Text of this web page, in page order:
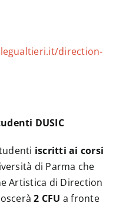
direction-
DUSIC
iscritti ai corsi
di Parma che
Artistica di Direction
2 CFU a fronte